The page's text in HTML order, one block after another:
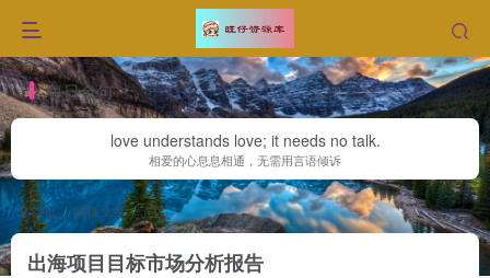
每日金句
love understands love; it needs no talk.
相爱的心息息相通，无需用言语倾诉
首页 网赚文章 正文
出海项目目标市场分析报告